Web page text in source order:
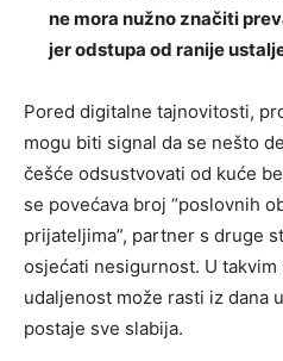
ne mora nužno značiti
jer odstupa od ranije
Pored digitalne tajnovitosti,
mogu biti signal da se nešto
češće odsustvovati od kuće
se povećava broj “poslovnih
prijateljima”, partner s druge
osjećati nesigurnost. U
udaljenost može rasti iz dana
postaje sve slabija.